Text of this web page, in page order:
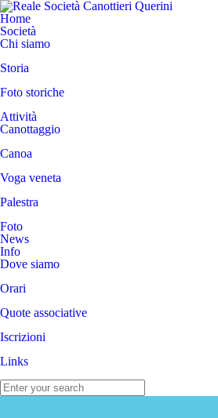
Home
Società
Chi siamo
Storia
Foto storiche
Attività
Canottaggio
Canoa
Voga veneta
Palestra
Foto
News
Info
Dove siamo
Orari
Quote associative
Iscrizioni
Links